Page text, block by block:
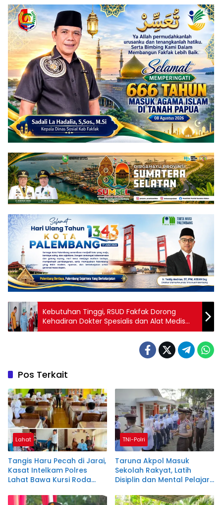
Kebutuhan Tinggi, RSUD Fakfak Dorong
Kehadiran Dokter Spesialis dan Alat Medis
Modern
Pos Terkait
Lahat
Tangis Haru Pecah di Jarai,
Kasat Intelkam Polres
Lahat Bawa Kursi Roda
TNI-Polri
Taruna Akpol Masuk
Sekolah Rakyat, Latih
Disiplin dan Mental Pelajar